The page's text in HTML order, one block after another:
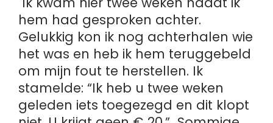
hem had gesproken achter.
Gelukkig kon ik nog achterhalen wie
het was en heb ik hem teruggebeld
om mijn fout te herstellen. Ik
stamelde: “Ik heb u twee weken
geleden iets toegezegd en dit klopt